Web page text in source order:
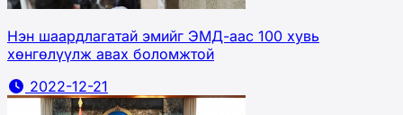
Нэн шаардлагатай эмийг ЭМД-аас 100 хувь
хөнгөлүүлж авах боломжтой
2022-12-21